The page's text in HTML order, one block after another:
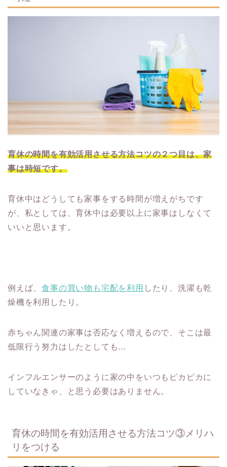
育休の時間を有効活用させる方法コツの２つ目は、家
事は時短です。
育休中はどうしても家事をする時間が増えがちです
が、私としては、育休中は必要以上に家事はしなくて
いいと思います。
例えば、食事の買い物も宅配を利用 したり、洗濯も乾
燥機を利用したり。
赤ちゃん関連の家事は否応なく増えるので、そこは最
低限行う努力はしたとしても…
インフルエンサーのように家の中をいつもピカピカに
していなきゃ、と思う必要はありません。
育休の時間を有効活用させる方法コツ③メリハ
リをつける